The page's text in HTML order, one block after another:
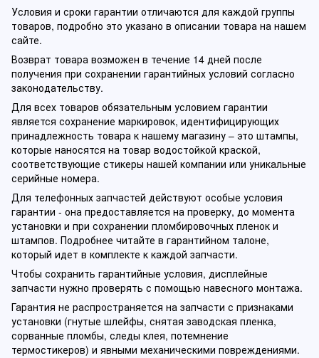
Условия и сроки гарантии отличаются для каждой группы
товаров, подробно это указано в описании товара на нашем
сайте.
Возврат товара возможен в течение 14 дней после
получения при сохранении гарантийных условий согласно
законодательству.
Для всех товаров обязательным условием гарантии
является сохранение маркировок, идентифицирующих
принадлежность товара к нашему магазину – это штампы,
которые наносятся на товар водостойкой краской,
соответствующие стикеры нашей компании или уникальные
серийные номера.
Для телефонных запчастей действуют особые условия
гарантии - она предоставляется на проверку, до момента
установки и при сохранении пломбировочных пленок и
штампов. Подробнее читайте в гарантийном талоне,
который идет в комплекте к каждой запчасти.
Чтобы сохранить гарантийные условия, дисплейные
запчасти нужно проверять с помощью навесного монтажа.
Гарантия не распространяется на запчасти с признаками
установки (гнутые шлейфы, снятая заводская пленка,
сорванные пломбы, следы клея, потемнение
термостикеров) и явными механическими повреждениями.